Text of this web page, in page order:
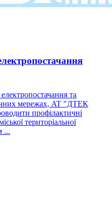
та
мережах, AT "ДТЕК
профілактичні
територіальної
...